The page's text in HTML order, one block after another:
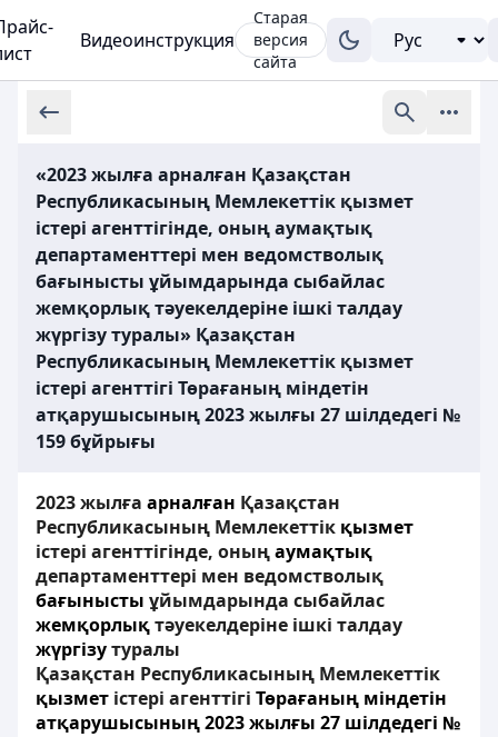
Видеоинструкция
Старая
версия
сайта
«2023 жылға арналған Қазақстан
Республикасының Мемлекеттік қызмет
істері агенттігінде, оның аумақтық
департаменттері мен ведомстволық
бағынысты ұйымдарында сыбайлас
жемқорлық тәуекелдеріне ішкі талдау
жүргізу туралы» Қазақстан
Республикасының Мемлекеттік қызмет
істері агенттігі Төрағаның міндетін
атқарушысының 2023 жылғы 27 шілдедегі №
159 бұйрығы
2023 жылға арналған Қазақстан
Республикасының Мемлекеттік қызмет
істері агенттігінде, оныңаумақтық
департаменттері мен ведомстволық
бағынысты ұйымдарында сыбайлас
жемқорлықтәуекелдеріне ішкі талдау
жүргізутуралы
Қазақстан Республикасының Мемлекеттік
қызмет істері агенттігі Төрағаның міндетін
атқарушысының2023 жылғы 27 шілдедегі №